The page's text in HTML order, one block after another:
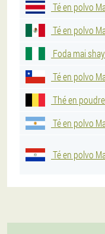
Té en polvo
Té en polvo
Foda mai
Té en polvo
Thé en
Té en polvo
Té en polvo